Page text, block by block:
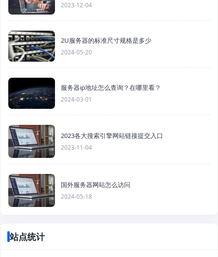
2023-12-04
2U服务器的标准尺寸规格是多少
2024-05-20
服务器ip地址怎么查询？在哪里看？
2024-03-01
2023各大搜索引擎网站链接提交入口
2023-11-04
国外服务器网站怎么访问
2024-05-18
站点统计